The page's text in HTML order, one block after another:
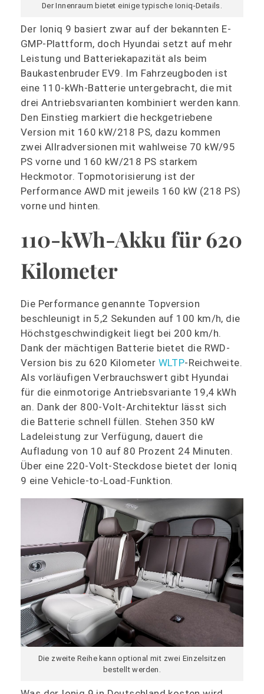
Der Innenraum bietet einige typische Ioniq-Details.
Der Ioniq 9 basiert zwar auf der bekannten E-
GMP-Plattform, doch Hyundai setzt auf mehr
Leistung und Batteriekapazität als beim
Baukastenbruder EV9. Im Fahrzeugboden ist
eine 110-kWh-Batterie untergebracht, die mit
drei Antriebsvarianten kombiniert werden kann.
Den Einstieg markiert die heckgetriebene
Version mit 160 kW/218 PS, dazu kommen
zwei Allradversionen mit wahlweise 70 kW/95
PS vorne und 160 kW/218 PS starkem
Heckmotor. Topmotorisierung ist der
Performance AWD mit jeweils 160 kW (218 PS)
vorne und hinten.
110-kWh-Akku für 620
Kilometer
Die Performance genannte Topversion
beschleunigt in 5,2 Sekunden auf 100 km/h, die
Höchstgeschwindigkeit liegt bei 200 km/h.
Dank der mächtigen Batterie bietet die RWD-
Version bis zu 620 Kilometer WLTP-Reichweite.
Als vorläufigen Verbrauchswert gibt Hyundai
für die einmotorige Antriebsvariante 19,4 kWh
an. Dank der 800-Volt-Architektur lässt sich
die Batterie schnell füllen. Stehen 350 kW
Ladeleistung zur Verfügung, dauert die
Aufladung von 10 auf 80 Prozent 24 Minuten.
Über eine 220-Volt-Steckdose bietet der Ioniq
9 eine Vehicle-to-Load-Funktion.
Die zweite Reihe kann optional mit zwei Einzelsitzen
bestellt werden.